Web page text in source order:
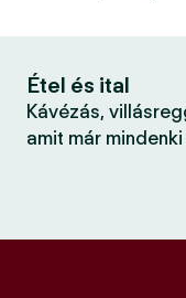
Étel és ital
Kávézás,
amit már